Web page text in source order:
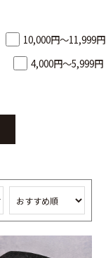
10,000円～11,999円
4,000円～5,999円